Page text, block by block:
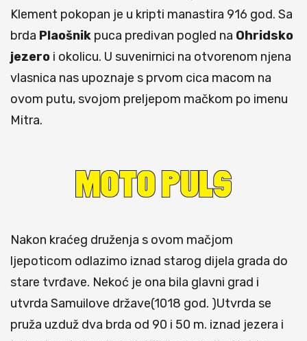
Klement pokopan je u kripti manastira 916 god. Sa
brda Plaošnik puca predivan pogled na Ohridsko
jezero i okolicu. U suvenirnici na otvorenom njena
vlasnica nas upoznaje s prvom cica macom na
ovom putu, svojom preljepom mačkom po imenu
Mitra.
Nakon kraćeg druženja s ovom mačjom
ljepoticom odlazimo iznad starog dijela grada do
stare tvrđave. Nekoć je ona bila glavni grad i
utvrda Samuilove države(1018 god. )Utvrda se
pruža uzduž dva brda od 90 i 50 m. iznad jezera i